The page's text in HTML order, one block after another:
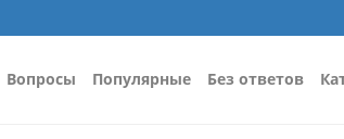
Вопросы Популярные Без ответов